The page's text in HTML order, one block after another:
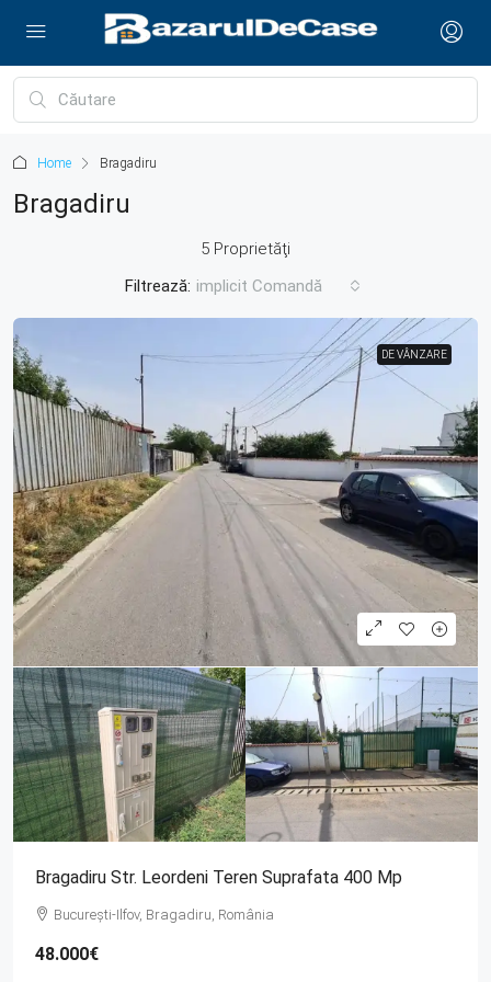
Home Bragadiru
Bragadiru
5 Proprietăţi
Filtrează: implicit Comandă
DE VÂNZARE
DE VÂNZARE
Bragadiru Str. Leordeni Teren Suprafata 400 Mp
București-Ilfov, Bragadiru, România
48.000€